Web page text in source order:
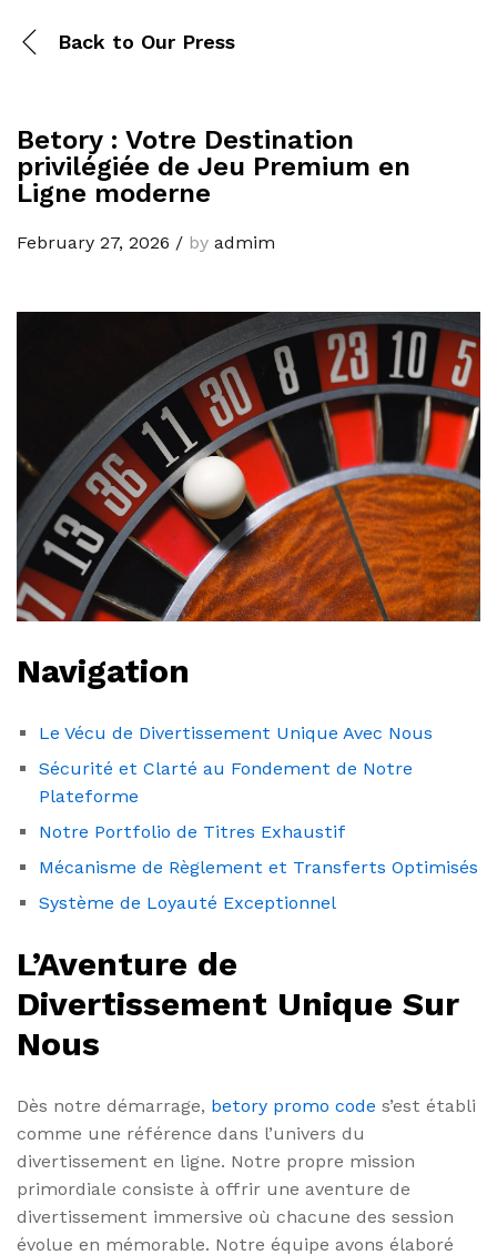
Back to Our Press
Betory : Votre Destination
privilégiée de Jeu Premium en
Ligne moderne
February 27, 2026 / by admim
Navigation
Le Vécu de Divertissement Unique Avec Nous
Sécurité et Clarté au Fondement de Notre
Plateforme
Notre Portfolio de Titres Exhaustif
Mécanisme de Règlement et Transferts Optimisés
Système de Loyauté Exceptionnel
L’Aventure de
Divertissement Unique Sur
Nous
Dès notre démarrage, betory promo code s’est établi
comme une référence dans l’univers du
divertissement en ligne. Notre propre mission
primordiale consiste à offrir une aventure de
divertissement immersive où chacune des session
évolue en mémorable. Notre équipe avons élaboré